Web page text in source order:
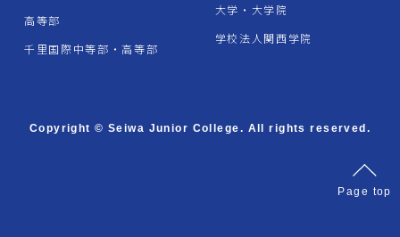
高等部
千里国際中等部・高等部
大学・大学院
学校法人関西学院
Copyright © Seiwa Junior College. All rights reserved.